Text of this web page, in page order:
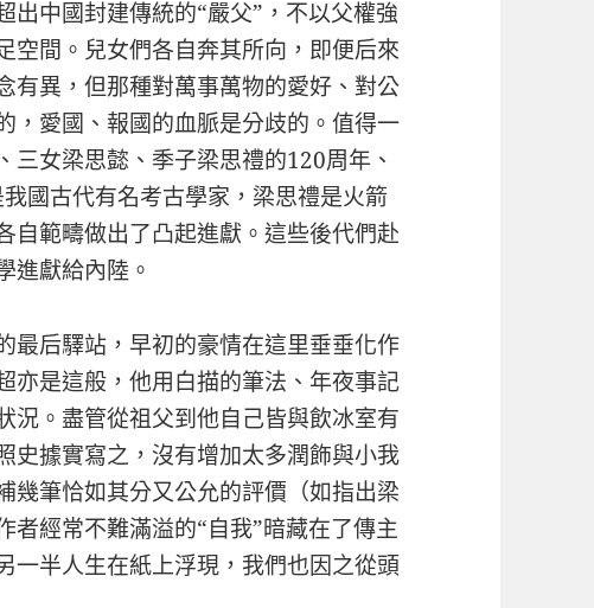
出中國封建傳統的“嚴父”，不以父權強
空間。兒女們各自奔其所向，即便后來
有異，但那種對萬事萬物的愛好、對公
，愛國、報國的血脈是分歧的。值得一
女梁思懿、季子梁思禮的120周年、
國古代有名考古學家，梁思禮是火箭
自範疇做出了凸起進獻。這些後代們赴
進獻給內陸。
最后驛站，早初的豪情在這里垂垂化作
亦是這般，他用白描的筆法、年夜事記
況。盡管從祖父到他自己皆與飲冰室有
史據實寫之，沒有增加太多潤飾與小我
幾筆恰如其分又公允的評價（如指出梁
者經常不難滿溢的“自我”暗藏在了傳主
一半人生在紙上浮現，我們也因之從頭